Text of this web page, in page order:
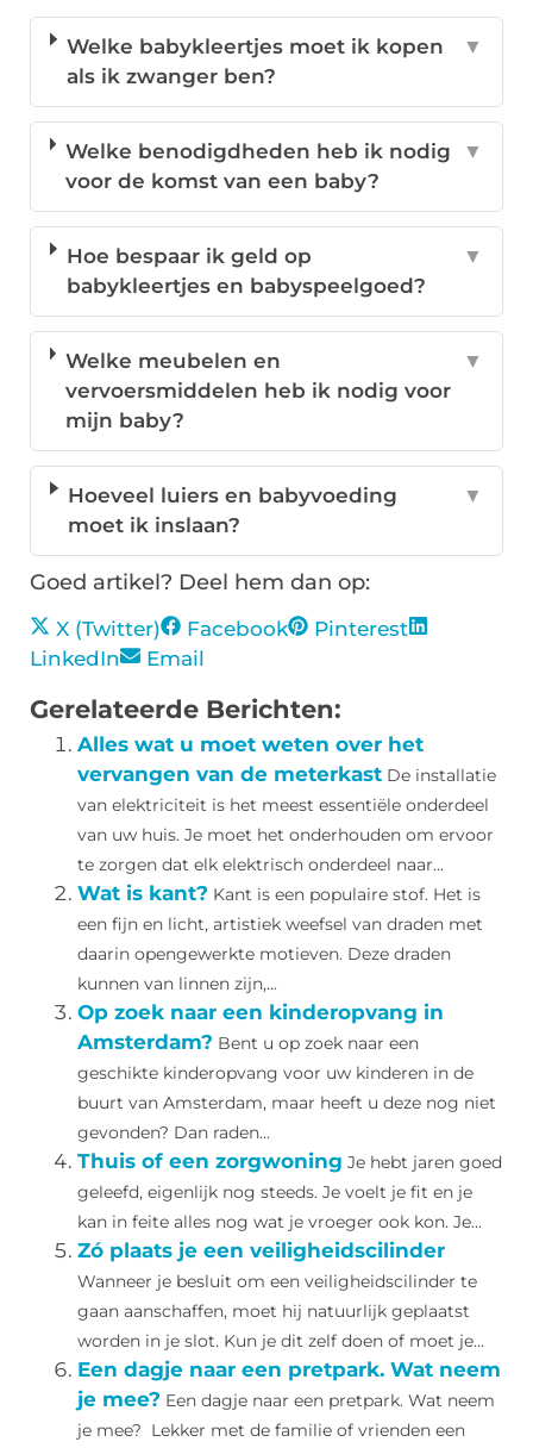
Welke babykleertjes moet ik kopen
als ik zwanger ben?
▼
Welke benodigdheden heb ik nodig
voor de komst van een baby?
▼
Hoe bespaar ik geld op
babykleertjes en babyspeelgoed?
▼
Welke meubelen en
vervoersmiddelen heb ik nodig voor
mijn baby?
▼
Hoeveel luiers en babyvoeding
moet ik inslaan?
▼
Goed artikel? Deel hem dan op:
X (Twitter) Facebook
Pinterest
LinkedIn
Email
Gerelateerde Berichten:
Alles wat u moet weten over het
vervangen van de meterkast De installatie
van elektriciteit is het meest essentiële onderdeel
van uw huis. Je moet het onderhouden om ervoor
te zorgen dat elk elektrisch onderdeel naar...
Wat is kant? Kant is een populaire stof. Het is
een fijn en licht, artistiek weefsel van draden met
daarin opengewerkte motieven. Deze draden
kunnen van linnen zijn,...
Op zoek naar een kinderopvang in
Amsterdam? Bent u op zoek naar een
geschikte kinderopvang voor uw kinderen in de
buurt van Amsterdam, maar heeft u deze nog niet
gevonden? Dan raden...
Thuis of een zorgwoning Je hebt jaren goed
geleefd, eigenlijk nog steeds. Je voelt je fit en je
kan in feite alles nog wat je vroeger ook kon. Je...
Zó plaats je een veiligheidscilinder
Wanneer je besluit om een veiligheidscilinder te
gaan aanschaffen, moet hij natuurlijk geplaatst
worden in je slot. Kun je dit zelf doen of moet je...
Een dagje naar een pretpark. Wat neem
je mee? Een dagje naar een pretpark. Wat neem
je mee? Lekker met de familie of vrienden een